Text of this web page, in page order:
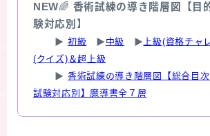
NEW🌈 香術試練の導き階層図【目
験対応別】
▶ 初級 ▶ 中級 ▶ 上級(資格チャ
(クイズ)＆超上級
▶ 香術試練の導き階層図【総合目
試験対応別】魔導書全７層